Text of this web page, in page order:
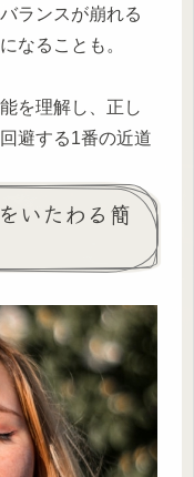
ランスが崩れる
なることも。
を理解し、正し
避する1番の近道
いたわる簡